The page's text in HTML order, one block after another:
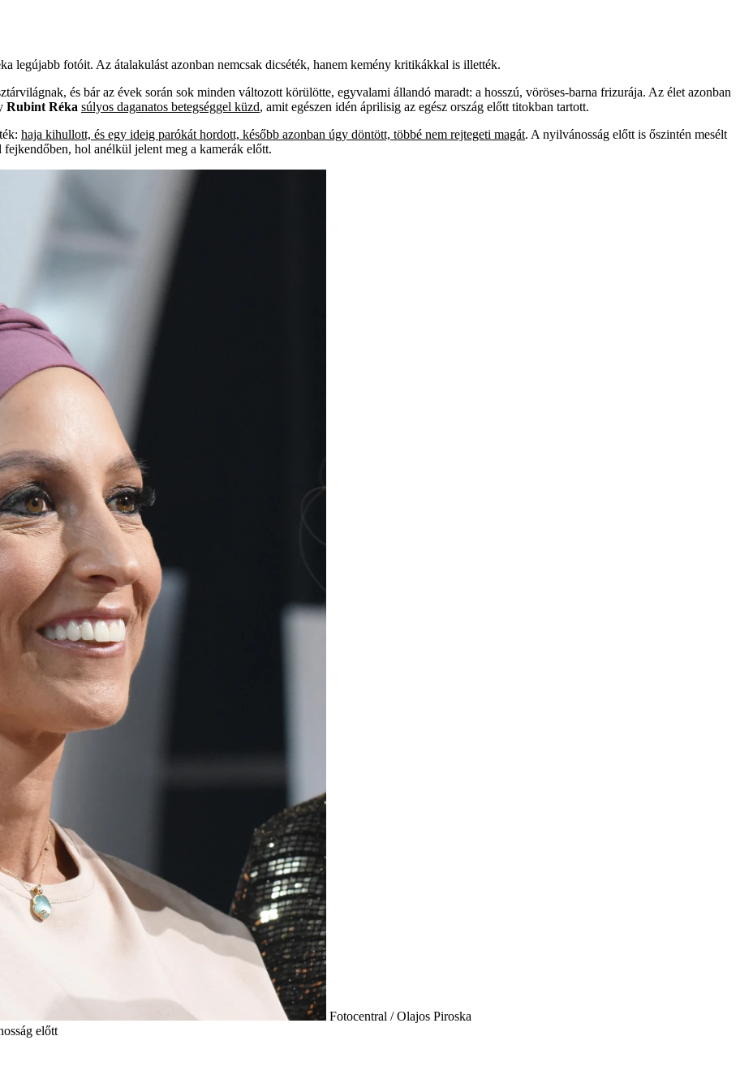
legújabb fotóit. Az átalakulást azonban nemcsak dicséték, hanem kemény kritikákkal is illették.
és bár az évek során sok minden változott körülötte, egyvalami állandó maradt: a hosszú, vöröses-barna frizurája. Az élet azonban
Rubint Réka súlyos daganatos betegséggel küzd, amit egészen idén áprilisig az egész ország előtt titokban tartott.
haja kihullott, és egy ideig parókát hordott, később azonban úgy döntött, többé nem rejtegeti magát. A nyilvánosság előtt is őszintén mesélt
hol anélkül jelent meg a kamerák előtt.
Fotocentral / Olajos Piroska
előtt